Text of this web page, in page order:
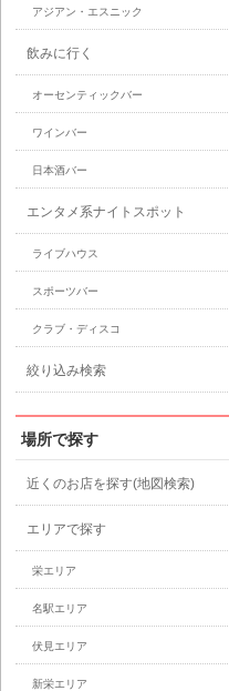
アジアン・エスニック
飲みに行く
オーセンティックバー
ワインバー
日本酒バー
エンタメ系ナイトスポット
ライブハウス
スポーツバー
クラブ・ディスコ
絞り込み検索
場所で探す
近くのお店を探す(地図検索)
エリアで探す
栄エリア
名駅エリア
伏見エリア
新栄エリア